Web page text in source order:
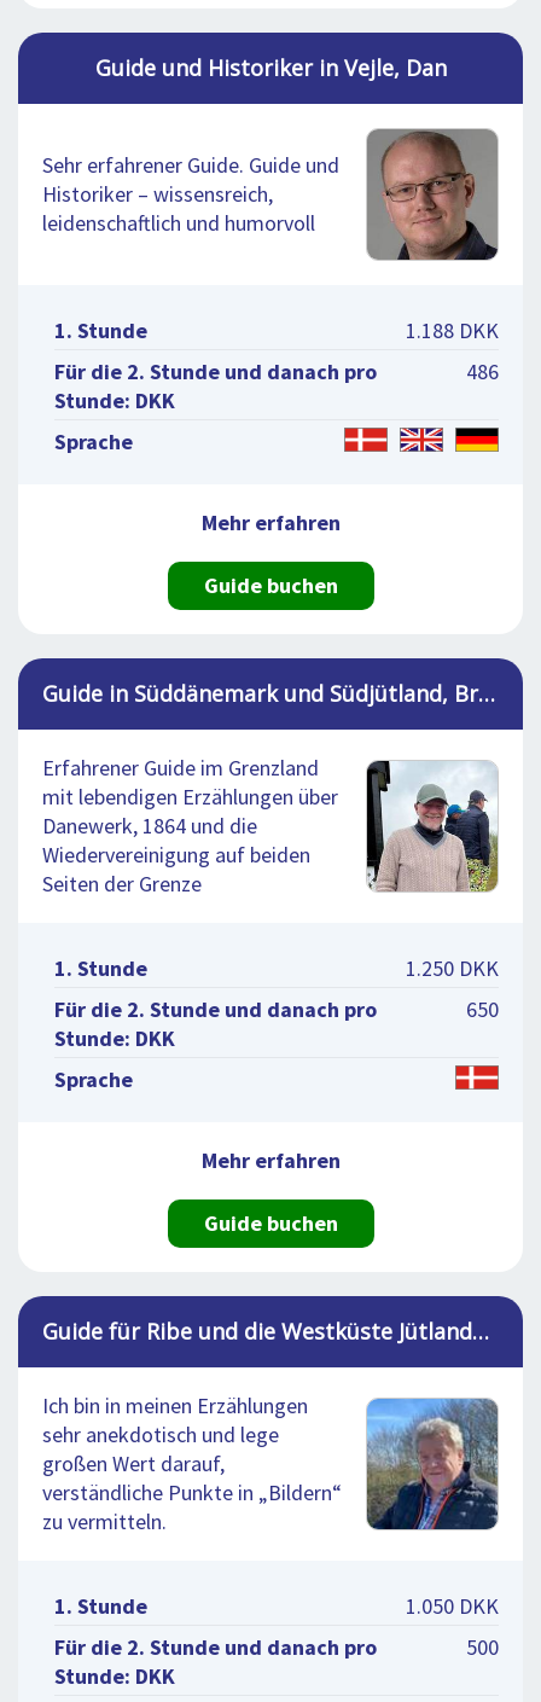
Guide und Historiker in Vejle, Dan
Sehr erfahrener Guide. Guide und
Historiker – wissensreich,
leidenschaftlich und humorvoll
1. Stunde
1.188 DKK
Für die 2. Stunde und danach pro
Stunde: DKK
486
Sprache
Mehr erfahren
Guide buchen
Guide in Süddänemark und Südjütland, Brian
Erfahrener Guide im Grenzland
mit lebendigen Erzählungen über
Danewerk, 1864 und die
Wiedervereinigung auf beiden
Seiten der Grenze
1. Stunde
1.250 DKK
Für die 2. Stunde und danach pro
Stunde: DKK
650
Sprache
Mehr erfahren
Guide buchen
Guide für Ribe und die Westküste Jütlands, Niels
Ich bin in meinen Erzählungen
sehr anekdotisch und lege
großen Wert darauf,
verständliche Punkte in „Bildern“
zu vermitteln.
1. Stunde
1.050 DKK
Für die 2. Stunde und danach pro
Stunde: DKK
500